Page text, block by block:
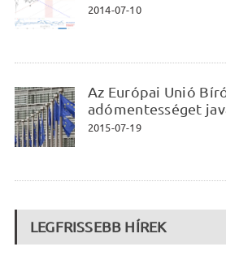
2014-07-10
Az Európai Unió
adómentességet
2015-07-19
LEGFRISSEBB HÍREK